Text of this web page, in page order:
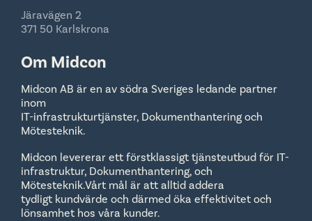
Järavägen 2
371 50 Karlskrona
Om Midcon
Midcon AB är en av södra Sveriges ledande partner
inom
IT-infrastrukturtjänster, Dokumenthantering och
Mötesteknik.
Midcon levererar ett förstklassigt tjänsteutbud för IT-
infrastruktur, Dokumenthantering, och
Mötesteknik.Vårt mål är att alltid addera
tydligt kundvärde och därmed öka effektivitet och
lönsamhet hos våra kunder.